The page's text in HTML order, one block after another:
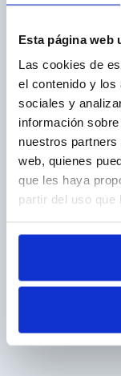
Esta página web
Las cookies de
el contenido y los
sociales y
información
nuestros
web, quienes
que les haya
partir del uso